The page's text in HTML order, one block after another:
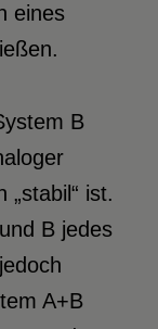
eines
B
ist.
B jedes
A+B